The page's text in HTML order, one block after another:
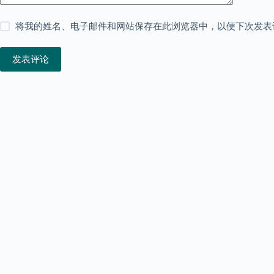
将我的姓名、电子邮件和网站保存在此浏览器中，以便下次发表
发表评论